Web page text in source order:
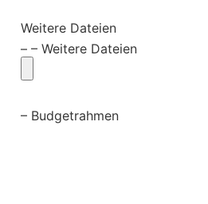
Weitere Dateien
– – Weitere Dateien
– Budgetrahmen